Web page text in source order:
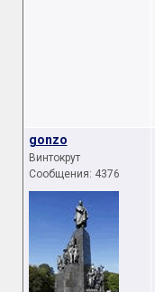
gonzo
Винтокрут
Сообщения: 4376